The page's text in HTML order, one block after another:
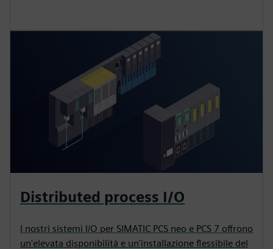
Distributed process I/O
I nostri sistemi I/O per SIMATIC PCS neo e PCS 7 offrono
un'elevata disponibilità e un'installazione flessibile del